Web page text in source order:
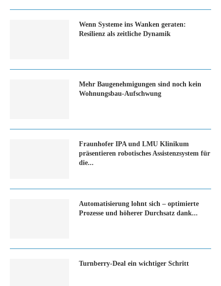
Wenn Systeme ins Wanken geraten:
Resilienz als zeitliche Dynamik
Mehr Baugenehmigungen sind noch kein
Wohnungsbau-Aufschwung
Fraunhofer IPA und LMU Klinikum
präsentieren robotisches Assistenzsystem für
die...
Automatisierung lohnt sich – optimierte
Prozesse und höherer Durchsatz dank...
Turn­ber­ry-Deal ein wich­ti­ger Schritt